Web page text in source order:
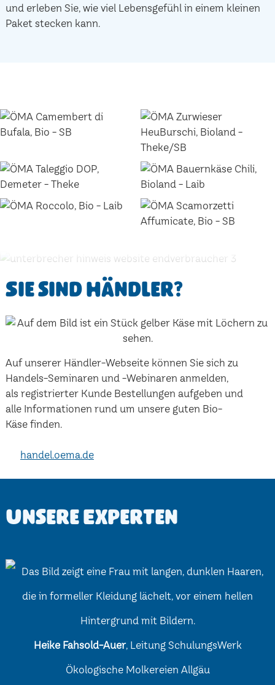
und erleben Sie, wie viel Lebensgefühl in einem kleinen
Paket stecken kann.
Sie sind Händler?
Auf unserer Händler-Webseite können Sie sich zu
Handels-Seminaren und -Webinaren anmelden,
als registrierter Kunde Bestellungen aufgeben und
alle Informationen rund um unsere guten Bio-
Käse finden.
handel.oema.de
Unsere Experten
Heike Fahsold-Auer, Leitung SchulungsWerk
Ökologische Molkereien Allgäu